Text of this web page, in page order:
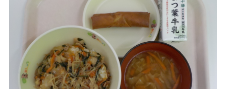
文字サイズ
標準 拡大
色合い